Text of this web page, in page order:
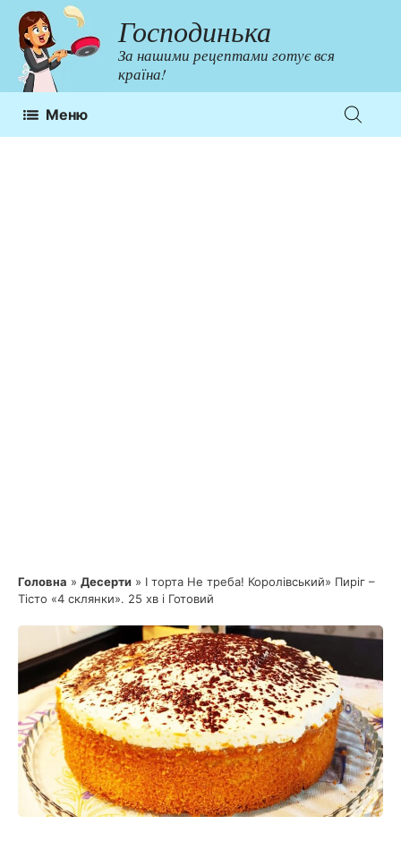
Перейти
до
контенту
Господинька
За нашими рецептами готує вся
країна!
Меню
Головна » Десерти » І торта Не треба! Королівський» Пиріг –
Тісто «4 склянки». 25 хв і Готовий